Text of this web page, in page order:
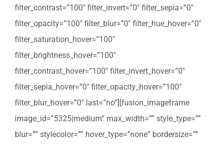
filter_contrast=”100″ filter_invert=”0″ filter_sepia=”0″
filter_opacity=”100″ filter_blur=”0″ filter_hue_hover=”0″
filter_saturation_hover=”100″
filter_brightness_hover=”100″
filter_contrast_hover=”100″ filter_invert_hover=”0″
filter_sepia_hover=”0″ filter_opacity_hover=”100″
filter_blur_hover=”0″ last=”no”][fusion_imageframe
image_id=”5325|medium” max_width=”” style_type=””
blur=”” stylecolor=”” hover_type=”none” bordersize=””